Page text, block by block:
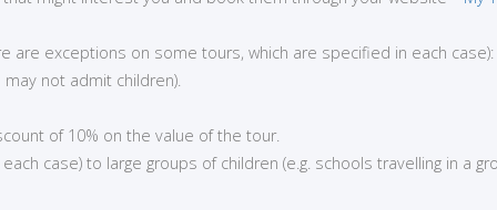
are exceptions on some tours, which are specified in each case):
not admit children).
of 10% on the value of the tour.
case) to large groups of children (e.g. schools travelling in a